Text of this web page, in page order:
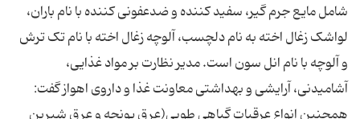
شامل مایع جرم ‌گیر، سفید کننده و ضدعفونی کننده با نام باران،
لواشک زغال اخته به نام دلچسب، آلوچه زغال اخته با نام تک ‌ترش
و آلوچه با نام انل سون است. مدیر نظارت بر مواد غذایی،
آشامیدنی، آرایشی و بهداشتی معاونت غذا و داروی اهواز گفت: